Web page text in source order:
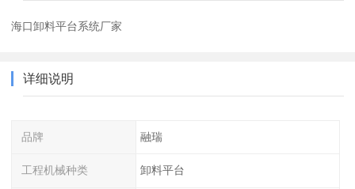
海口卸料平台系统厂家
详细说明
品牌 融瑞
工程机械种类 卸料平台